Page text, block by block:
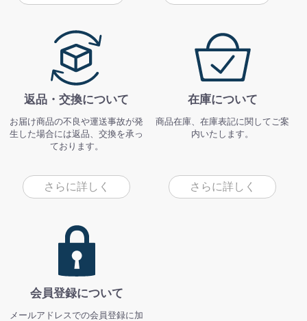
返品・交換について
お届け商品の不良や運送事故が発
生した場合には返品、交換を承っ
ております。
さらに詳しく
在庫について
商品在庫、在庫表記に関してご案
内いたします。
さらに詳しく
会員登録について
メールアドレスでの会員登録に加